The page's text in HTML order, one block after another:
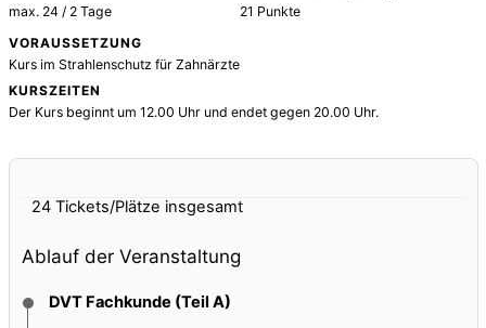
max. 24 / 2 Tage
21 Punkte
VORAUSSETZUNG
Kurs im Strahlenschutz für Zahnärzte
KURSZEITEN
Der Kurs beginnt um 12.00 Uhr und endet gegen 20.00 Uhr.
24 Tickets/Plätze insgesamt
Ablauf der Veranstaltung
DVT Fachkunde (Teil A)